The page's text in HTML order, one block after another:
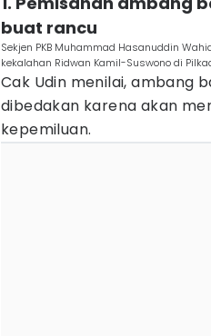
buat rancu
Sekjen PKB Muhammad Hasanuddin
kekalahan Ridwan Kamil-Suswono di
Cak Udin menilai, ambang
dibedakan karena akan
kepemiluan.